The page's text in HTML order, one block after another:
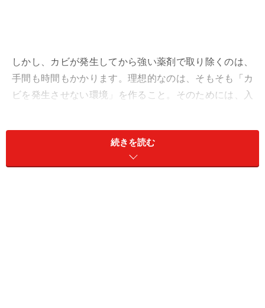
しかし、カビが発生してから強い薬剤で取り除くのは、
手間も時間もかかります。理想的なのは、そもそも「カ
ビを発生させない環境」を作ること。そのためには、入
ります。
ここで重要な役割を果たすのが「換気扇」ですが、実は
続きを読む